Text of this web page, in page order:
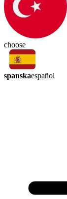
choose
spanskaespañol